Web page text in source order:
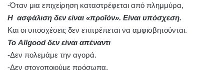
-Όταν μια επιχείρηση καταστρέφεται από πλημμύρα,
Η ασφάλιση δεν είναι «προϊόν». Είναι υπόσχεση.
Και οι υποσχέσεις δεν επιτρέπεται να αμφισβητούνται.
Το Allgood δεν είναι απέναντι
-Δεν πολεμάμε την αγορά.
-Δεν στοχοποιούμε πρόσωπα.